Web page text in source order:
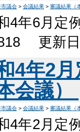
議会> 会議結果> 審議結果（
4年6月定
更新
4年2
会議）
議会> 会議結果> 審議結果（
4年2月定